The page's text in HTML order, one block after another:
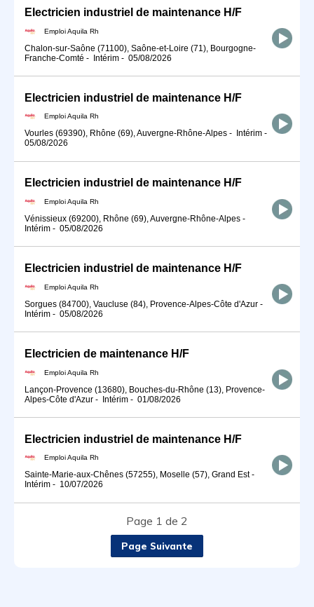
Electricien industriel de maintenance H/F
Emploi Aquila Rh
Chalon-sur-Saône (71100), Saône-et-Loire (71), Bourgogne-
Franche-Comté - Intérim - 05/08/2026
Electricien industriel de maintenance H/F
Emploi Aquila Rh
Vourles (69390), Rhône (69), Auvergne-Rhône-Alpes - Intérim -
05/08/2026
Electricien industriel de maintenance H/F
Emploi Aquila Rh
Vénissieux (69200), Rhône (69), Auvergne-Rhône-Alpes -
Intérim - 05/08/2026
Electricien industriel de maintenance H/F
Emploi Aquila Rh
Sorgues (84700), Vaucluse (84), Provence-Alpes-Côte d'Azur -
Intérim - 05/08/2026
Electricien de maintenance H/F
Emploi Aquila Rh
Lançon-Provence (13680), Bouches-du-Rhône (13), Provence-
Alpes-Côte d'Azur - Intérim - 01/08/2026
Electricien industriel de maintenance H/F
Emploi Aquila Rh
Sainte-Marie-aux-Chênes (57255), Moselle (57), Grand Est-
Intérim - 10/07/2026
Page 1 de 2
Page Suivante